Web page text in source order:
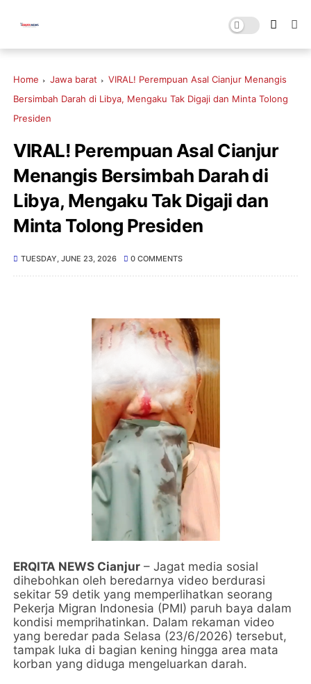
Home Jawa barat
VIRAL! Perempuan Asal Cianjur Menangis
Bersimbah Darah di Libya, Mengaku Tak Digaji dan Minta Tolong
Presiden
VIRAL! Perempuan Asal Cianjur
Menangis Bersimbah Darah di
Libya, Mengaku Tak Digaji dan
Minta Tolong Presiden
TUESDAY, JUNE 23, 2026 0 COMMENTS
ERQITA NEWS Cianjur – Jagat media sosial
dihebohkan oleh beredarnya video berdurasi
sekitar 59 detik yang memperlihatkan seorang
Pekerja Migran Indonesia (PMI) paruh baya dalam
kondisi memprihatinkan. Dalam rekaman video
yang beredar pada Selasa (23/6/2026) tersebut,
tampak luka di bagian kening hingga area mata
korban yang diduga mengeluarkan darah.